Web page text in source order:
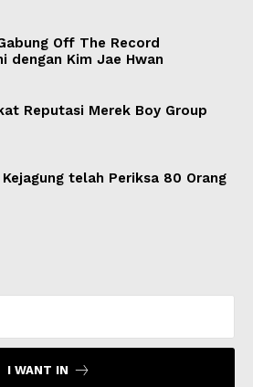
Off The Record
dengan Kim Jae Hwan
Reputasi Merek Boy Group
Kejagung telah Periksa 80 Orang
I WANT IN